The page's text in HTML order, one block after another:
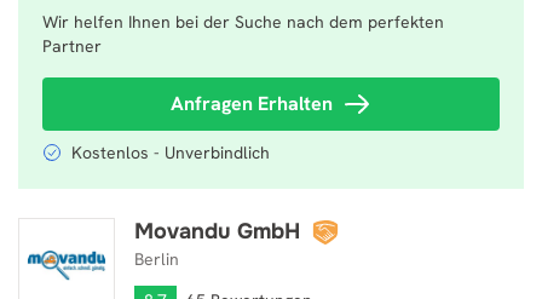
Wir helfen Ihnen bei der Suche nach dem perfekten
Partner
Anfragen Erhalten
Kostenlos - Unverbindlich
Movandu GmbH
Berlin
Movandu GmbH